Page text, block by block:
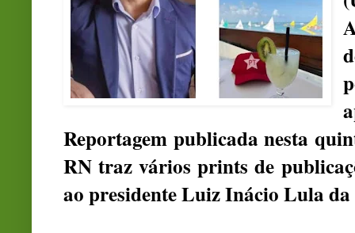
Reportagem publicada nesta
RN traz vários prints de
ao presidente Luiz Inácio Lula